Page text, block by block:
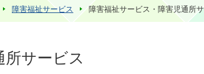
障害福祉サービス 障害福祉サービス・障害児通所
所サービス